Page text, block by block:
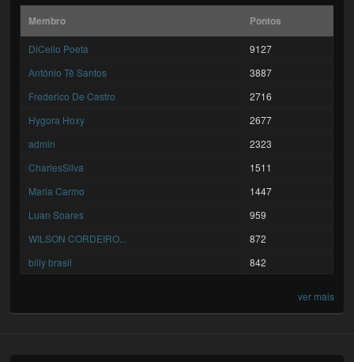
Membro Pontos
DiCello Poeta
9127
António Tê Santos
3887
Frederico De Castro
2716
Hygora Hoxy
2677
admin
2323
CharlesSilva
1511
Maria Carmo
1447
Luan Soares
959
WILSON CORDEIRO...
872
billy brasil
842
ver mais